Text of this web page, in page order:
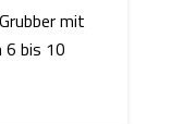
mit
6 bis 10